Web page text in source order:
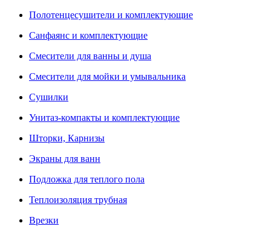
Полотенцесушители и комплектующие
Санфаянс и комплектующие
Смесители для ванны и душа
Смесители для мойки и умывальника
Сушилки
Унитаз-компакты и комплектующие
Шторки, Карнизы
Экраны для ванн
Подложка для теплого пола
Теплоизоляция трубная
Врезки